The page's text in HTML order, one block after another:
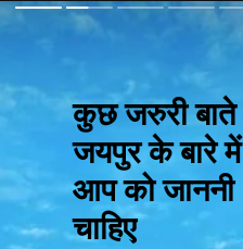
कुछ जरुरी बाते
जयपुर के बारे में
आप को जाननी
चाहिए